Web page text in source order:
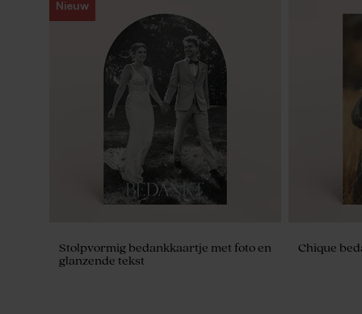
Pink Cloud zeepjes - Hibiscus Glitter
Nieuw
Stolpvormig bedankkaartje met foto en
glanzende tekst
Chique